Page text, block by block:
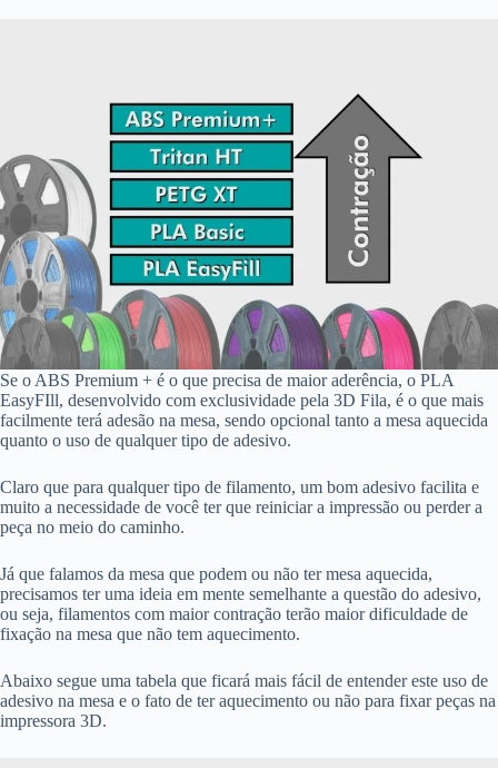
Se o ABS Premium + é o que precisa de maior aderência, o PLA
EasyFIll, desenvolvido com exclusividade pela 3D Fila, é o que mais
facilmente terá adesão na mesa, sendo opcional tanto a mesa aquecida
quanto o uso de qualquer tipo de adesivo.
Claro que para qualquer tipo de filamento, um bom adesivo facilita e
muito a necessidade de você ter que reiniciar a impressão ou perder a
peça no meio do caminho.
Já que falamos da mesa que podem ou não ter mesa aquecida,
precisamos ter uma ideia em mente semelhante a questão do adesivo,
ou seja, filamentos com maior contração terão maior dificuldade de
fixação na mesa que não tem aquecimento.
Abaixo segue uma tabela que ficará mais fácil de entender este uso de
adesivo na mesa e o fato de ter aquecimento ou não para fixar peças na
impressora 3D.